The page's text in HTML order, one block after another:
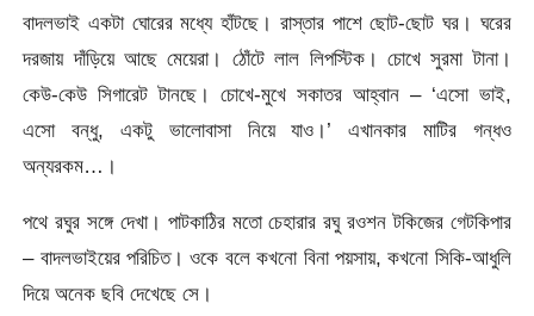
বাদলভাই একটা ঘোরের মধ্যে হাঁটছে। রাস্তার পাশে ছোট-ছোট ঘর। ঘরের
দরজায় দাঁড়িয়ে আছে মেয়েরা। ঠোঁটে লাল লিপস্টিক। চোখে সুরমা টানা।
কেউ-কেউ সিগারেট টানছে। চোখে-মুখে সকাতর আহ্বান – ‘এসো ভাই,
এসো বন্ধু, একটু ভালোবাসা নিয়ে যাও।’ এখানকার মাটির গন্ধও
অন্যরকম…।
পথে রঘুর সঙ্গে দেখা। পাটকাঠির মতো চেহারার রঘু রওশন টকিজের গেটকিপার
– বাদলভাইয়ের পরিচিত। ওকে বলে কখনো বিনা পয়সায়, কখনো সিকি-আধুলি
দিয়ে অনেক ছবি দেখেছে সে।